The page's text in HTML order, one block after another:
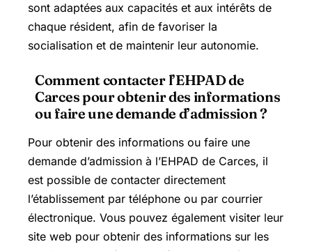
sont adaptées aux capacités et aux intérêts de
chaque résident, afin de favoriser la
socialisation et de maintenir leur autonomie.
Comment contacter l’EHPAD de
Carces pour obtenir des informations
ou faire une demande d’admission ?
Pour obtenir des informations ou faire une
demande d’admission à l’EHPAD de Carces, il
est possible de contacter directement
l’établissement par téléphone ou par courrier
électronique. Vous pouvez également visiter leur
site web pour obtenir des informations sur les